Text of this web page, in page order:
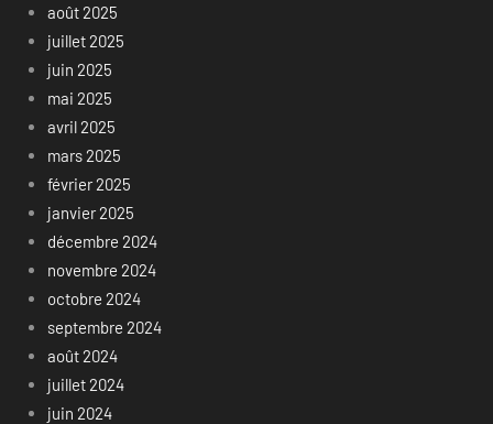
août 2025
juillet 2025
juin 2025
mai 2025
avril 2025
mars 2025
février 2025
janvier 2025
décembre 2024
novembre 2024
octobre 2024
septembre 2024
août 2024
juillet 2024
juin 2024